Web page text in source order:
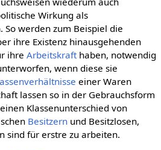
Wirkung als
So werden zum Beispiel die
ihre Existenz hinausgehenden
ihre Arbeitskrafthaben, notwendig
wenn diese sie
einer Waren
lassen so in der Gebrauchsform
Klassenunterschied von
Besitzernund Besitzlosen,
sind für erstre zu arbeiten.